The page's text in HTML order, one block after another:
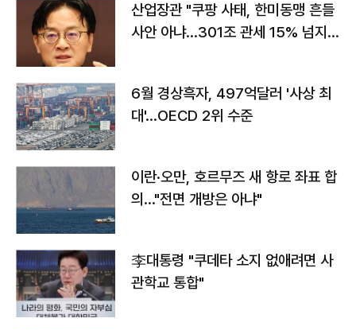
산업장관 "쿠팡 사태, 한미동맹 흔들
사안 아냐…301조 관세 15% 넘지
6월 경상흑자, 497억달러 '사상 최
대'…OECD 2위 수준
이란·오만, 호르무즈 새 항로 좌표 합
의…"전면 개방은 아냐"
李대통령 "쿠데타 소지 없애려면 사
관학교 통합"